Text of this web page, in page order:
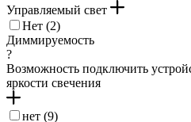
Управляемый свет
Нет (2)
Диммируемость
?
Возможность подключить
яркости свечения
нет (9)